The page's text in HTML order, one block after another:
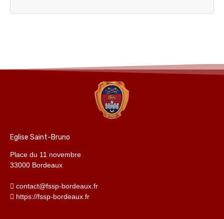
Eglise Saint-Bruno
Place du 11 novembre
33000 Bordeaux
contact@fssp-bordeaux.fr
https://fssp-bordeaux.fr